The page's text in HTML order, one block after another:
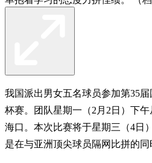
我国派出男女五名球员参加第35
杯赛。团队星期一（2月2日）下
海口。本次比赛将于星期三（4日
是在与亚洲顶尖球员隔网比拼的同